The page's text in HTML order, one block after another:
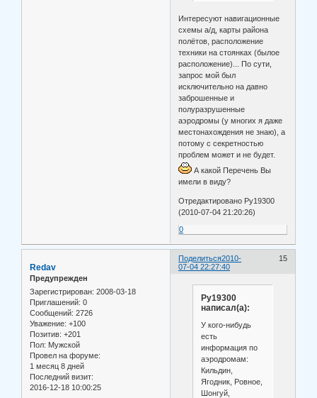
Интересуют навигационные
схемы а/д, карты района
полётов, расположение
техники на стоянках (былое
расположение)... По сути,
запрос мой был
исключительно на давно
заброшенные и
полуразрушенные
аэродромы (у многих я даже
местонахождения не знаю), а
потому с секретностью
проблем может и не будет.
А какой Перечень Вы
имели в виду?
Отредактировано Ру19300
(2010-07-04 21:20:26)
0
Поделиться 15
2010-
07-04 22:27:40
Redav
Предупрежден
Зарегистрирован: 2008-03-18
Приглашений: 0
Сообщений: 2726
Уважение: +100
Позитив: +201
Пол: Мужской
Провел на форуме:
1 месяц 8 дней
Последний визит:
2016-12-18 10:00:25
Ру19300
написал(а):
У кого-нибудь
есть
информация по
аэродромам:
Кильдин,
Ягодник, Ровное,
Шонгуй,